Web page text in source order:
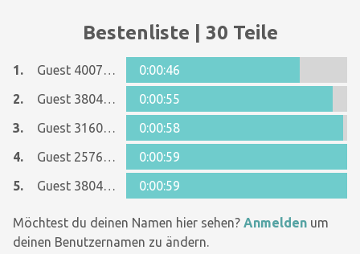
Bestenliste | 30 Teile
1. Guest 40078237
0:00:46
2.
Guest 38048269
0:00:55
3.
Guest 31600090
0:00:58
4.
Guest 25767115
0:00:59
5.
Guest 38048269 0:00:59
Möchtest du deinen Namen hier sehen? Anmelden um
deinen Benutzernamen zu ändern.